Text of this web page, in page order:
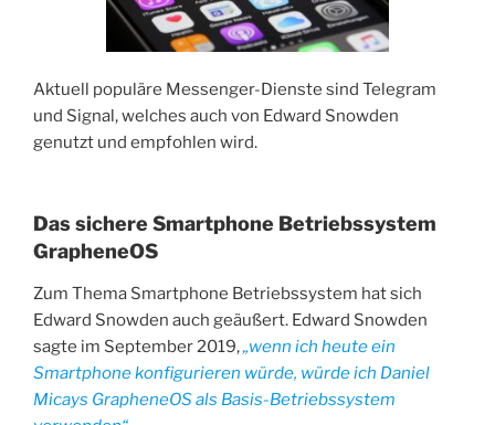
Aktuell populäre Messenger-Dienste sind Telegram
und Signal, welches auch von Edward Snowden
genutzt und empfohlen wird.
Das sichere Smartphone Betriebssystem
GrapheneOS
Zum Thema Smartphone Betriebssystem hat sich
Edward Snowden auch geäußert. Edward Snowden
sagte im September 2019,„wenn ich heute ein
Smartphone konfigurieren würde, würde ich Daniel
Micays GrapheneOS als Basis-Betriebssystem